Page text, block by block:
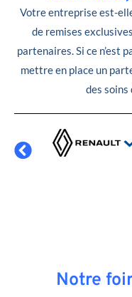
Votre entreprise est-
de remises
partenaires. Si ce n’est
mettre en place un
des soins
Notre